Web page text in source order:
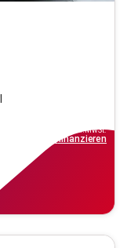
inkl.MwSt.
finanzieren